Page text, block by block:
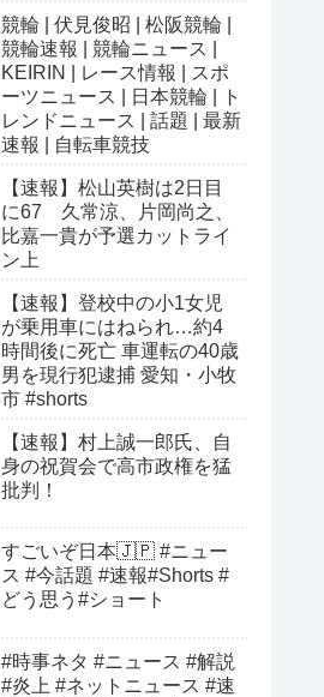
競輪 | 伏見俊昭 | 松阪競輪 |
競輪速報 | 競輪ニュース |
KEIRIN | レース情報 | スポ
ーツニュース | 日本競輪 | ト
レンドニュース | 話題 | 最新
速報 | 自転車競技
【速報】松山英樹は2日目
に67 久常涼、片岡尚之、
比嘉一貴が予選カットライ
ン上
【速報】登校中の小1女児
が乗用車にはねられ…約4
時間後に死亡 車運転の40歳
男を現行犯逮捕 愛知・小牧
市 #shorts
【速報】村上誠一郎氏、自
身の祝賀会で高市政権を猛
批判！
すごいぞ日本🇯🇵 #ニュー
ス #今話題 #速報#Shorts #
どう思う#ショート
#時事ネタ #ニュース #解説
#炎上 #ネットニュース #速